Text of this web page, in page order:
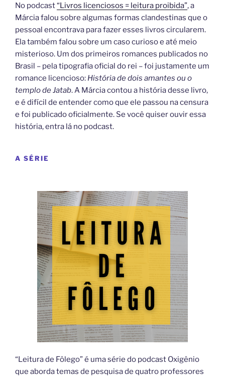
No podcast“Livros licenciosos = leitura proibida”, a
Márcia falou sobre algumas formas clandestinas que o
pessoal encontrava para fazer esses livros circularem.
Ela também falou sobre um caso curioso e até meio
misterioso. Um dos primeiros romances publicados no
Brasil – pela tipografia oficial do rei – foi justamente um
romance licencioso: História de dois amantes ou o
templo de Jatab. A Márcia contou a história desse livro,
e é difícil de entender como que ele passou na censura
e foi publicado oficialmente. Se você quiser ouvir essa
história, entra lá no podcast.
A SÉRIE
“Leitura de Fôlego” é uma série do podcast Oxigênio
que aborda temas de pesquisa de quatro professores